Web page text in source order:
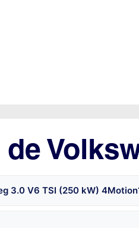
3.0 V6 TSI (250 kW)